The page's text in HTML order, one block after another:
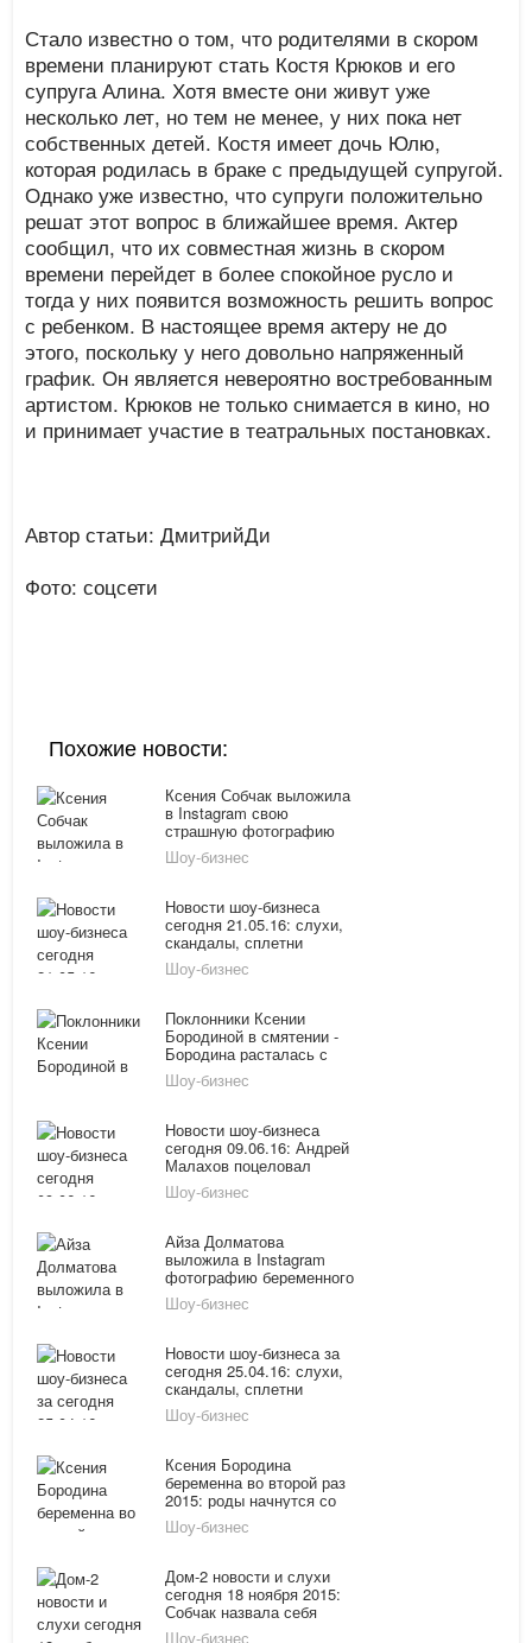
Стало известно о том, что родителями в скором
времени планируют стать Костя Крюков и его
супруга Алина. Хотя вместе они живут уже
несколько лет, но тем не менее, у них пока нет
собственных детей. Костя имеет дочь Юлю,
которая родилась в браке с предыдущей супругой.
Однако уже известно, что супруги положительно
решат этот вопрос в ближайшее время. Актер
сообщил, что их совместная жизнь в скором
времени перейдет в более спокойное русло и
тогда у них появится возможность решить вопрос
с ребенком. В настоящее время актеру не до
этого, поскольку у него довольно напряженный
график. Он является невероятно востребованным
артистом. Крюков не только снимается в кино, но
и принимает участие в театральных постановках.
Автор статьи: ДмитрийДи
Фото: соцсети
Похожие новости:
Ксения Собчак выложила
в Instagram свою
страшную фотографию
Шоу-бизнес
Новости шоу-бизнеса
сегодня 21.05.16: слухи,
скандалы, сплетни
Шоу-бизнес
Поклонники Ксении
Бородиной в смятении -
Бородина расталась с
Курбаном?
Шоу-бизнес
Новости шоу-бизнеса
сегодня 09.06.16: Андрей
Малахов поцеловал
Ксению Собчак в
беременный животик
Шоу-бизнес
Айза Долматова
выложила в Instagram
фотографию беременного
живота
Шоу-бизнес
Новости шоу-бизнеса за
сегодня 25.04.16: слухи,
скандалы, сплетни
Шоу-бизнес
Ксения Бородина
беременна во второй раз
2015: роды начнутся со
дня на день
Шоу-бизнес
Дом-2 новости и слухи
сегодня 18 ноября 2015:
Собчак назвала себя
чудовищем, Курбан
Шоу-бизнес